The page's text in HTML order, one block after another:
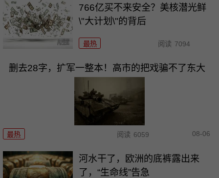
766亿买不来安全？美核潜光鲜
\"大计划\"的背后
最热 阅读 7094
删去28字，扩军一整本！高市的把戏骗不了东大
最热 阅读 6059 08-06
河水干了，欧洲的底裤露出来
了，“生命线”告急